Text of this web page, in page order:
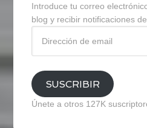
Introduce tu correo
blog y recibir notificaciones
email
SUSCRIBIR
Únete a otros 127K